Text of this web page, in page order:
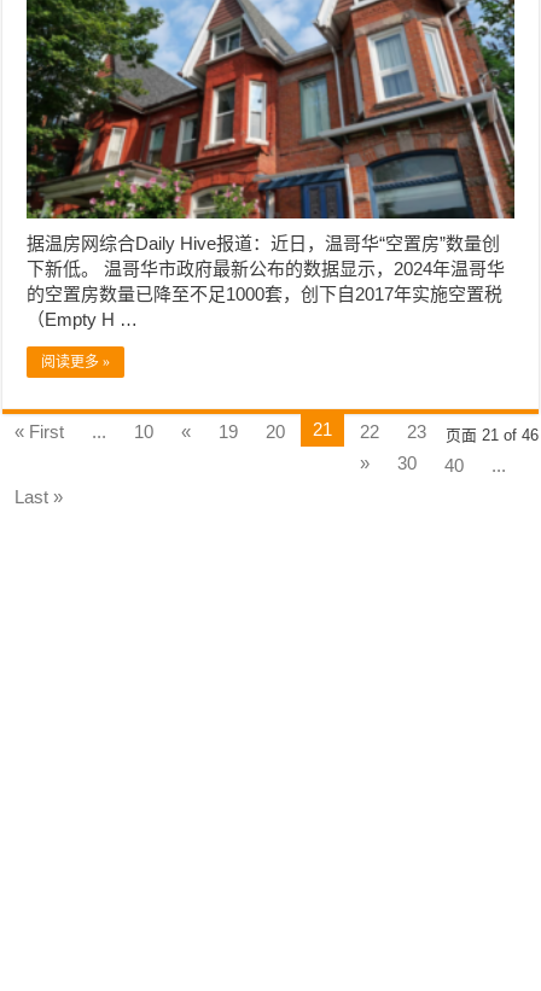
据温房网综合Daily Hive报道：近日，温哥华“空置房”数量创
下新低。 温哥华市政府最新公布的数据显示，2024年温哥华
的空置房数量已降至不足1000套，创下自2017年实施空置税
（Empty H …
阅读更多 »
页面 21 of 46
« First ... 10 « 19 20 21 22
23
»
30 40
...
Last »